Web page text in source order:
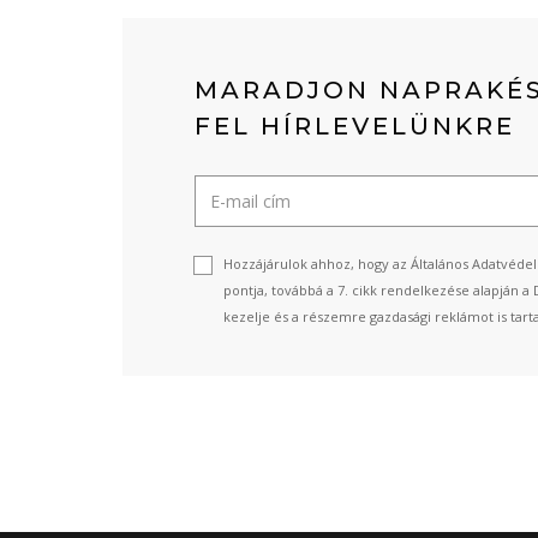
MARADJON
FEL HÍRLEVELÜNKRE
Hozzájárulok ahhoz, hogy az Általános
pontja, továbbá a 7. cikk rendelkezése alapján
kezelje és a részemre gazdasági reklámot is